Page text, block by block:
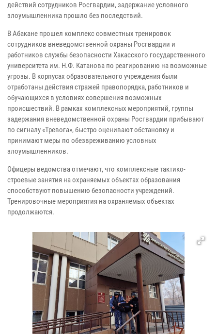
действий сотрудников Росгвардии, задержание условного
злоумышленника прошло без последствий.
В Абакане прошел комплекс совместных тренировок
сотрудников вневедомственной охраны Росгвардии и
работников службы безопасности Хакасского государственного
университета им. Н.Ф. Катанова по реагированию на возможные
угрозы. В корпусах образовательного учреждения были
отработаны действия стражей правопорядка, работников и
обучающихся в условиях совершения возможных
происшествий. В рамках комплексных мероприятий, группы
задержания вневедомственной охраны Росгвардии прибывают
по сигналу «Тревога», быстро оценивают обстановку и
принимают меры по обезвреживанию условных
злоумышленников.
Офицеры ведомства отмечают, что комплексные тактико-
строевые занятия на охраняемых объектах образования
способствуют повышению безопасности учреждений.
Тренировочные мероприятия на охраняемых объектах
продолжаются.